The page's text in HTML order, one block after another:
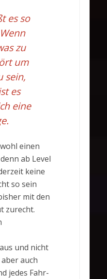
es so
zu
um
sein,
es
eine
einen
ab Level
keine
so sein
mit den
zurecht.
und nicht
auch
jedes Fahr-